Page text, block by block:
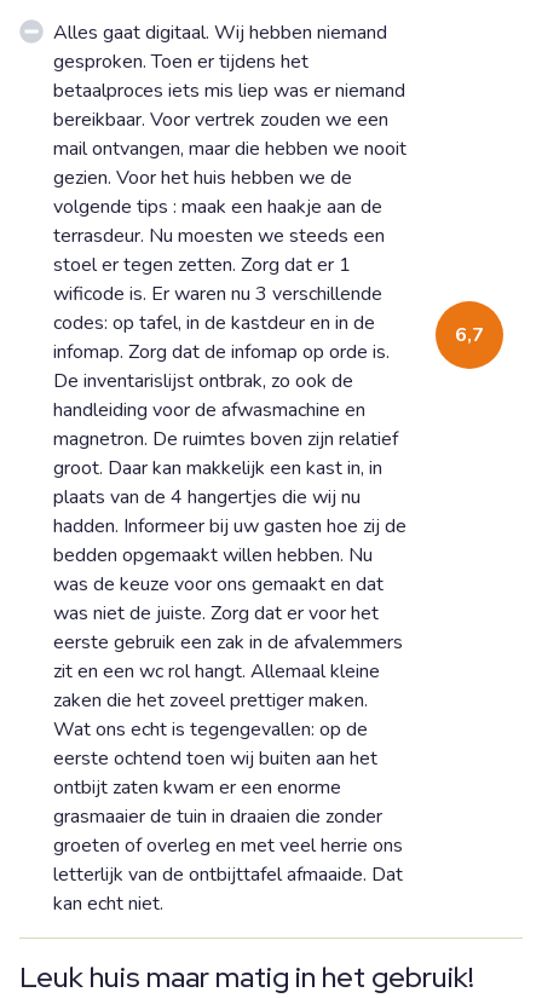
6,7
Alles gaat digitaal. Wij hebben niemand
gesproken. Toen er tijdens het
betaalproces iets mis liep was er niemand
bereikbaar. Voor vertrek zouden we een
mail ontvangen, maar die hebben we nooit
gezien. Voor het huis hebben we de
volgende tips : maak een haakje aan de
terrasdeur. Nu moesten we steeds een
stoel er tegen zetten. Zorg dat er 1
wificode is. Er waren nu 3 verschillende
codes: op tafel, in de kastdeur en in de
infomap. Zorg dat de infomap op orde is.
De inventarislijst ontbrak, zo ook de
handleiding voor de afwasmachine en
magnetron. De ruimtes boven zijn relatief
groot. Daar kan makkelijk een kast in, in
plaats van de 4 hangertjes die wij nu
hadden. Informeer bij uw gasten hoe zij de
bedden opgemaakt willen hebben. Nu
was de keuze voor ons gemaakt en dat
was niet de juiste. Zorg dat er voor het
eerste gebruik een zak in de afvalemmers
zit en een wc rol hangt. Allemaal kleine
zaken die het zoveel prettiger maken.
Wat ons echt is tegengevallen: op de
eerste ochtend toen wij buiten aan het
ontbijt zaten kwam er een enorme
grasmaaier de tuin in draaien die zonder
groeten of overleg en met veel herrie ons
letterlijk van de ontbijttafel afmaaide. Dat
kan echt niet.
Leuk huis maar matig in het gebruik!